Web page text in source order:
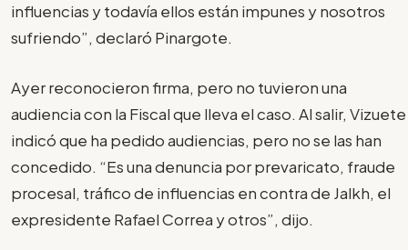
influencias y todavía ellos están impunes y nosotros
sufriendo”, declaró Pinargote.
Ayer reconocieron firma, pero no tuvieron una
audiencia con la Fiscal que lleva el caso. Al salir, Vizuete
indicó que ha pedido audiencias, pero no se las han
concedido. “Es una denuncia por prevaricato, fraude
procesal, tráfico de influencias en contra de Jalkh, el
expresidente Rafael Correa y otros”, dijo.